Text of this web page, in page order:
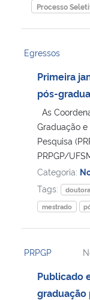
Processo
Egressos
Primeira
pós-
As
Graduação
Pesquisa
PRPGP/
Categoria:
Tags:
mestrado
PRPGP
Publicado
graduação